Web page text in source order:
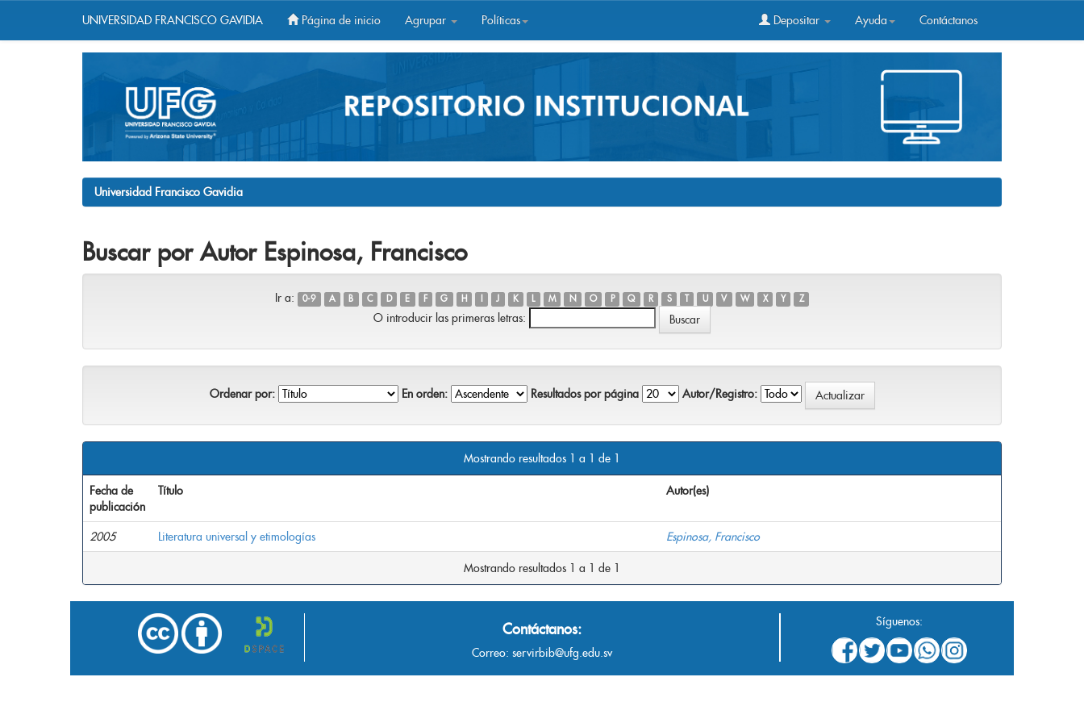
UNIVERSIDAD FRANCISCO GAVIDIA Página de inicio Agrupar Políticas Depositar Ayuda Contáctanos
Universidad Francisco Gavidia
Buscar por Autor Espinosa, Francisco
Ir a: 0-9 A B C D E F G H J K L M N O P Q R S T U V W X Y Z
O introducir las primeras letras:
Ordenar por: En orden: Resultados por página Autor/Registro:
Mostrando resultados 1 a 1 de 1
Fecha de
publicación
Título Autor(es)
2005 Literatura universal y etimologías Espinosa, Francisco
Mostrando resultados 1 a 1 de 1
Contáctanos:
Correo: servirbib@ufg.edu.sv
Síguenos: